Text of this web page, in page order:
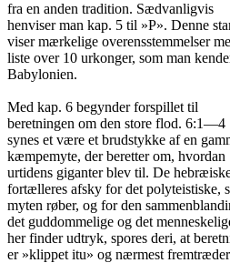
fra en anden tradition. Sædvanligvis
henviser man kap. 5 til »P». Denne
viser mærkelige overensstemmelser
liste over 10 urkonger, som man
Babylonien.
Med kap. 6 begynder forspillet til
beretningen om den store flod. 6:1—4
synes et være et brudstykke af en
kæmpemyte, der beretter om, hvordan
urtidens giganter blev til. De
fortælleres afsky for det polyteistiske,
myten røber, og for den
det guddommelige og det
her finder udtryk, spores deri, at
er »klippet itu» og nærmest